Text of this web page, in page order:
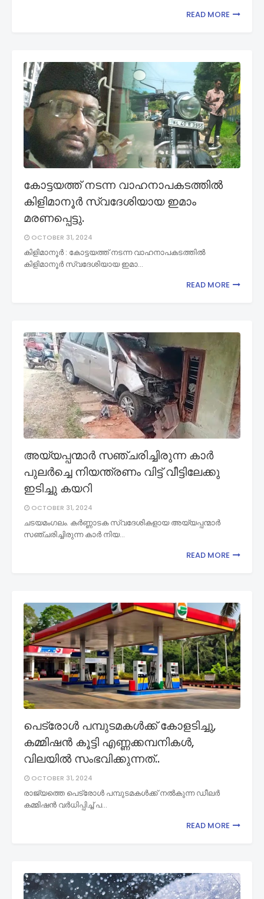
READ MORE
കോട്ടയത്ത് നടന്ന വാഹനാപകടത്തിൽ
കിളിമാനൂർ സ്വദേശിയായ ഇമാം
മരണപ്പെട്ടു.
OCTOBER 31, 2024
കിളിമാനൂർ : കോട്ടയത്ത് നടന്ന വാഹനാപകടത്തിൽ
കിളിമാനൂർ സ്വദേശിയായ ഇമാ…
READ MORE
അയ്യപ്പന്മാർ സഞ്ചരിച്ചിരുന്ന കാർ
പുലര്‍ച്ചെ നിയന്ത്രണം വിട്ട് വീട്ടിലേക്കു
ഇടിച്ചു കയറി
OCTOBER 31, 2024
ചടയമംഗലം. കർണ്ണാടക സ്വദേശികളായ അയ്യപ്പന്മാർ
സഞ്ചരിച്ചിരുന്ന കാർ നിയ…
READ MORE
പെട്രോൾ പമ്പുടമകൾക്ക് കോളടിച്ചു,
കമ്മിഷൻ കൂട്ടി എണ്ണക്കമ്പനികൾ,
വിലയിൽ സംഭവിക്കുന്നത്..
OCTOBER 31, 2024
രാജ്യത്തെ പെട്രോൾ പമ്പുടമകൾക്ക് നൽകുന്ന ഡീലർ
കമ്മിഷൻ വർധിപ്പിച്ച് പ…
READ MORE